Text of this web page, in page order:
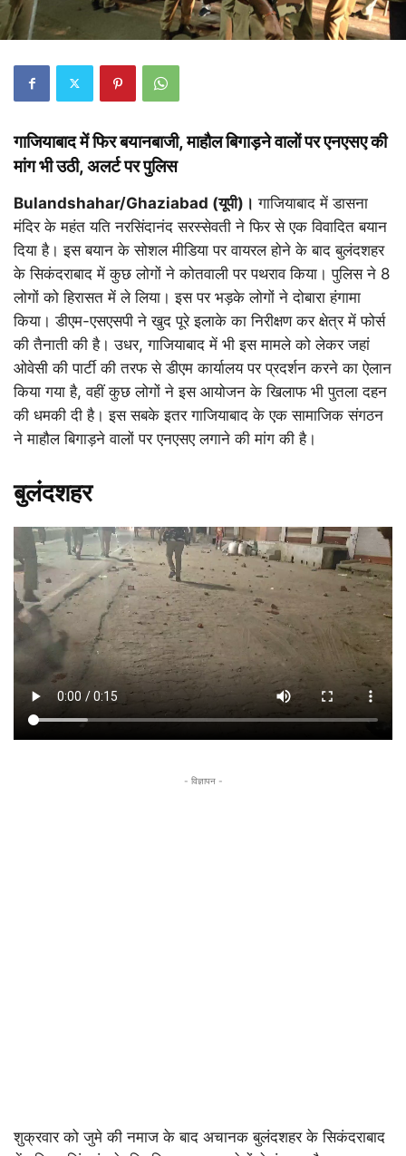
गाजियाबाद में फिर बयानबाजी, माहौल बिगाड़ने वालों पर एनएसए की
मांग भी उठी, अलर्ट पर पुलिस
Bulandshahar/Ghaziabad (यूपी)। गाजियाबाद में डासना
मंदिर के महंत यति नरसिंदानंद सरस्सेवती ने फिर से एक विवादित बयान
दिया है। इस बयान के सोशल मीडिया पर वायरल होने के बाद बुलंदशहर
के सिकंदराबाद में कुछ लोगों ने कोतवाली पर पथराव किया। पुलिस ने 8
लोगों को हिरासत में ले लिया। इस पर भड़के लोगों ने दोबारा हंगामा
किया। डीएम-एसएसपी ने खुद पूरे इलाके का निरीक्षण कर क्षेत्र में फोर्स
की तैनाती की है। उधर, गाजियाबाद में भी इस मामले को लेकर जहां
ओवेसी की पार्टी की तरफ से डीएम कार्यालय पर प्रदर्शन करने का ऐलान
किया गया है, वहीं कुछ लोगों ने इस आयोजन के खिलाफ भी पुतला दहन
की धमकी दी है। इस सबके इतर गाजियाबाद के एक सामाजिक संगठन
ने माहौल बिगाड़ने वालों पर एनएसए लगाने की मांग की है।
बुलंदशहर
- विज्ञापन -
शुक्रवार को जुमे की नमाज के बाद अचानक बुलंदशहर के सिकंदराबाद